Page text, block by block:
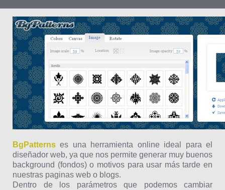
BgPatterns es una herramienta online ideal para el
diseñador web, ya que nos permite generar muy buenos
background (fondos) o motivos para usar más tarde en
nuestras paginas web o blogs.
Dentro de los parámetros que podemos cambiar